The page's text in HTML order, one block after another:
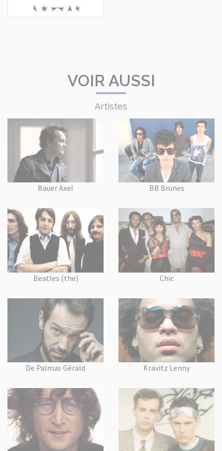
VOIR AUSSI
Artistes
Bauer Axel BB Brunes
Beatles (the) Chic
De Palmas Gérald Kravitz Lenny